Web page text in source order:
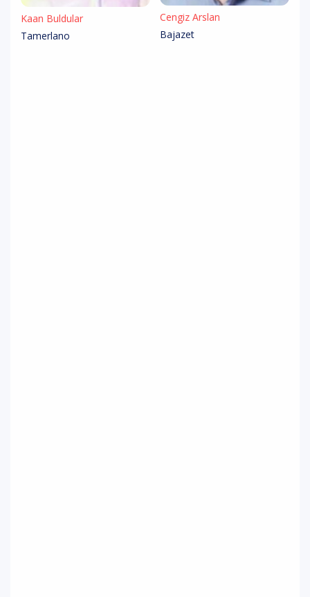
Kaan Buldular
Tamerlano
Cengiz Arslan
Bajazet